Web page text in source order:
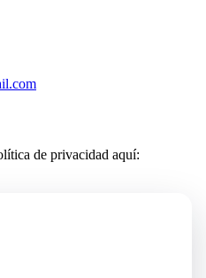
de privacidad aquí: